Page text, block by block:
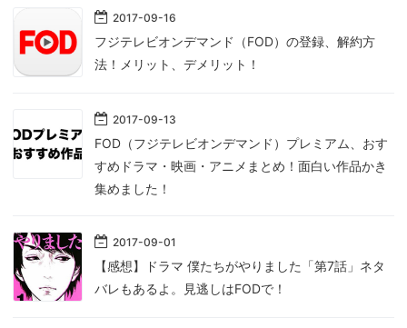
2017-09-16
フジテレビオンデマンド（FOD）の登録、解約方
法！メリット、デメリット！
2017-09-13
FOD（フジテレビオンデマンド）プレミアム、おす
すめドラマ・映画・アニメまとめ！面白い作品かき
集めました！
2017-09-01
【感想】ドラマ 僕たちがやりました「第7話」ネタ
バレもあるよ。見逃しはFODで！